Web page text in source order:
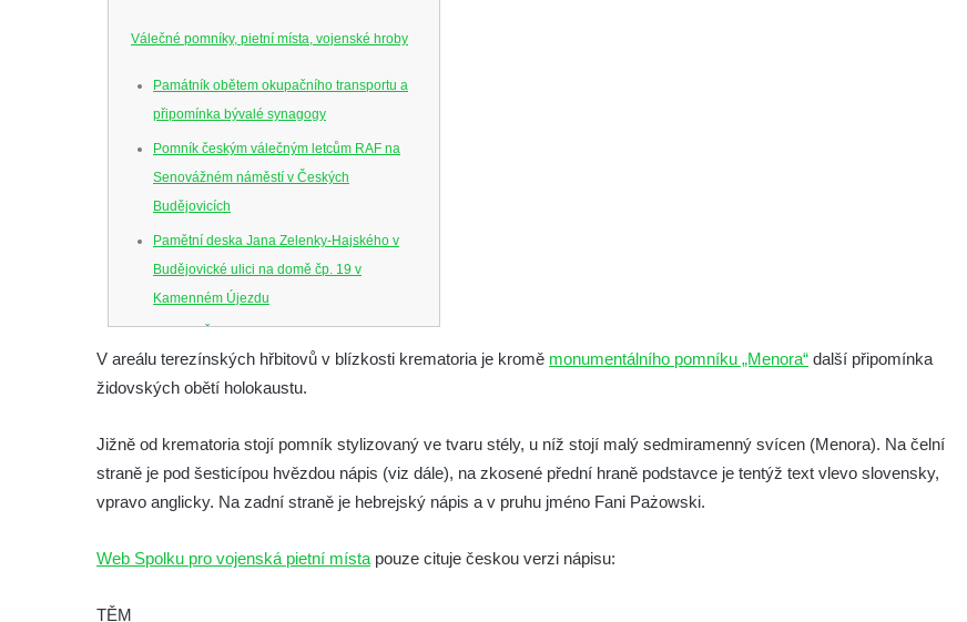
Válečné pomníky, pietní místa, vojenské hroby
Památník obětem okupačního transportu a
připomínka bývalé synagogy
Pomník českým válečným letcům RAF na
Senovážném náměstí v Českých
Budějovicích
Pamětní deska Jana Zelenky-Hajského v
Budějovické ulici na domě čp. 19 v
Kamenném Újezdu
Kenotaf Šimona Valhy na starém hřbitově v
Kamenném Újezdě
Kenotaf Václava B. Hájka na starém
Pomník obětem válek na Náměstí v
Kamenném Újezdě
Velešíně
V areálu terezínských hřbitovů v blízkosti krematoria je kromě monumentálního pomníku „Menora“ další připomínka
židovských obětí holokaustu.
Jižně od krematoria stojí pomník stylizovaný ve tvaru stély, u níž stojí malý sedmiramenný svícen (Menora). Na čelní
straně je pod šesticípou hvězdou nápis (viz dále), na zkosené přední hraně podstavce je tentýž text vlevo slovensky,
vpravo anglicky. Na zadní straně je hebrejský nápis a v pruhu jméno Fani Pażowski.
Web Spolku pro vojenská pietní místa pouze cituje českou verzi nápisu:
TĚM